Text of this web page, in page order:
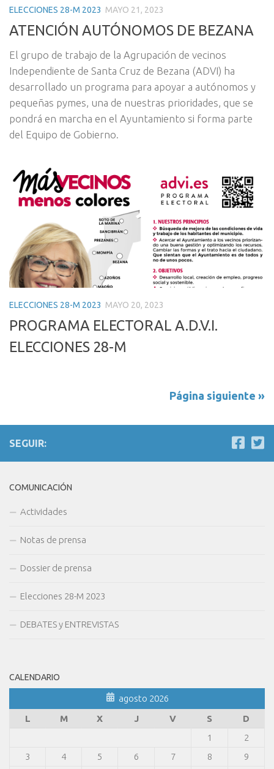
ELECCIONES 28-M 2023 MAYO 21, 2023
ATENCIÓN AUTÓNOMOS DE BEZANA
El grupo de trabajo de la Agrupación de vecinos
Independiente de Santa Cruz de Bezana (ADVI) ha
desarrollado un programa para apoyar a autónomos y
pequeñas pymes, una de nuestras prioridades, que se
pondrá en marcha en el Ayuntamiento si forma parte
del Equipo de Gobierno.
ELECCIONES 28-M 2023 MAYO 20, 2023
PROGRAMA ELECTORAL A.D.V.I.
ELECCIONES 28-M
Página siguiente »
SEGUIR:
COMUNICACIÓN
Actividades
Notas de prensa
Dossier de prensa
Elecciones 28-M 2023
DEBATES y ENTREVISTAS
CALENDARIO
agosto 2026
L
M X J V S
D
1
2
3
4 5 6 7 8
9